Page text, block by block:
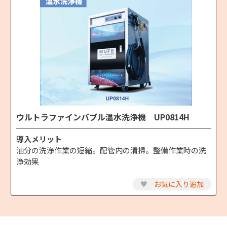
ウルトラファインバブル温水洗浄機 UP0814H
導入メリット
油分の洗浄作業の短縮。配管内の清掃。整備作業時の洗
浄効果
♥ お気に入り追加